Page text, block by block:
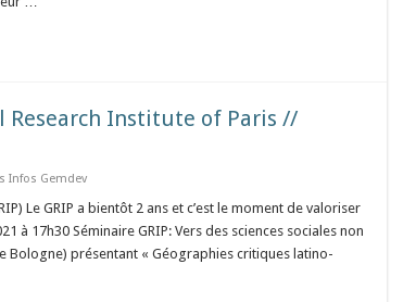
Research Institute of Paris //
Infos Gemdev
Le GRIP a bientôt 2 ans et c’est le moment de valoriser
à 17h30 Séminaire GRIP: Vers des sciences sociales non
Bologne) présentant « Géographies critiques latino-